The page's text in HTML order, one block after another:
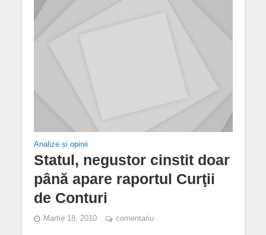
Analize și opinii
Statul, negustor cinstit doar
până apare raportul Curţii
de Conturi
Martie 18, 2010 comentariu